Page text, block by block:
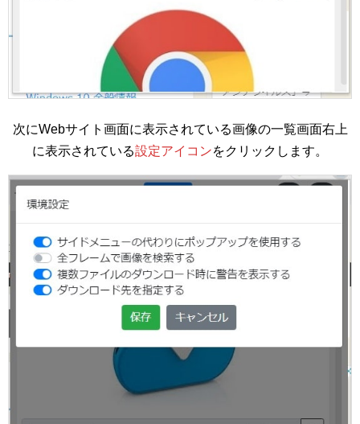
次にWebサイト画面に表示されている画像の一覧画面右上
に表示されている設定アイコンをクリックします。